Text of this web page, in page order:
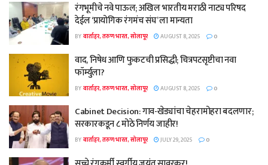
रंगभूमीचे नवे पाऊल; अखिल भारतीय मराठी नाट्य परिषद
देईल ‘प्रायोगिक रंगमंच संघ’ ला मान्यता
BYवार्ताहर, तरुण भारत, सोलापूर AUGUST 8, 2025 0
वाद, निषेध आणि फुकटची प्रसिद्धी; चित्रपटसृष्टीचा नवा
फॉर्म्युला?
BYवार्ताहर, तरुण भारत, सोलापूर AUGUST 8, 2025 0
Cabinet Decision: गाव-खेड्यांचा चेहरामोहरा बदलणार;
सरकारकडून ८ मोठे निर्णय जाहीर!
BYवार्ताहर, तरुण भारत, सोलापूर JULY 29, 2025 0